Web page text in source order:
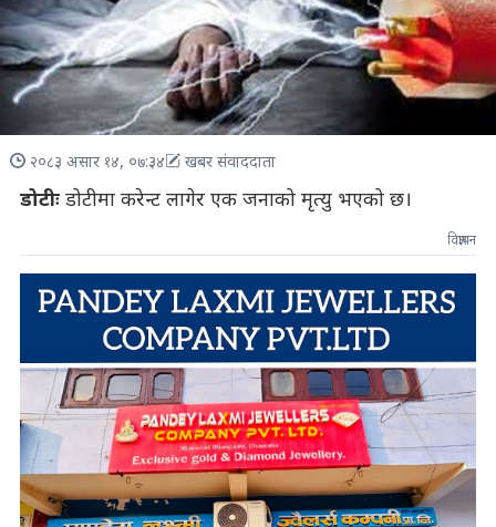
२०८३ असार १४, ०७:३४ खबर संवाददाता
डोटीः डोटीमा करेन्ट लागेर एक जनाको मृत्यु भएको छ।
विज्ञापन